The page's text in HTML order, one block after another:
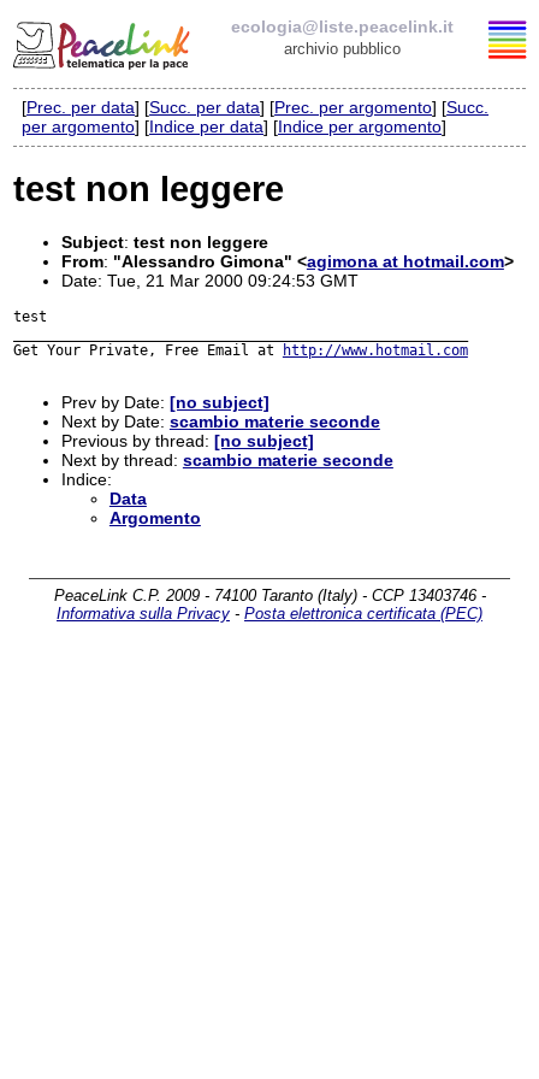
ecologia@liste.peacelink.it
archivio pubblico
Elenco delle liste
Policy delle liste di PeaceLink
[Prec. per data] [Succ. per data] [Prec. per argomento] [Succ.
per argomento] [Indice per data] [Indice per argomento]
test non leggere
Subject: test non leggere
From: "Alessandro Gimona" <agimona at hotmail.com>
Date: Tue, 21 Mar 2000 09:24:53 GMT
test
Get Your Private, Free Email at
http://www.hotmail.com
Prev by Date: [no subject]
Next by Date: scambio materie seconde
Previous by thread: [no subject]
Next by thread: scambio materie seconde
Indice:
Data
Argomento
PeaceLink C.P. 2009 - 74100 Taranto (Italy) - CCP 13403746 -
Informativa sulla Privacy - Posta elettronica certificata (PEC)